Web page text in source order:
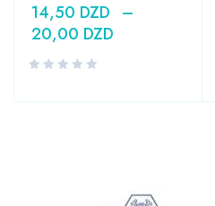
14,50 DZD –
20,00 DZD